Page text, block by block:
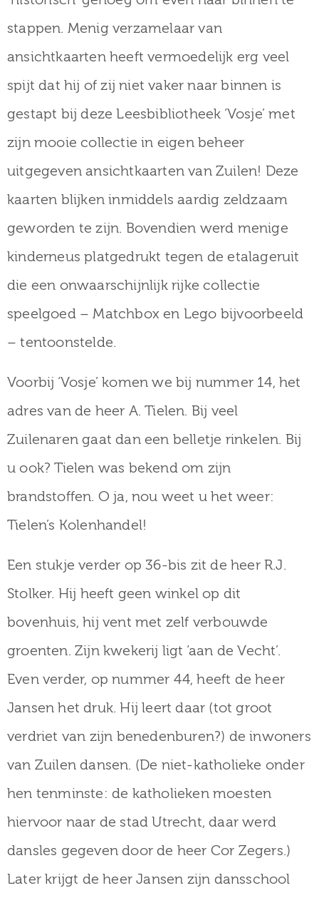
stappen. Menig verzamelaar van
ansichtkaarten heeft vermoedelijk erg veel
spijt dat hij of zij niet vaker naar binnen is
gestapt bij deze Leesbibliotheek ‘Vosje’ met
zijn mooie collectie in eigen beheer
uitgegeven ansichtkaarten van Zuilen! Deze
kaarten blijken inmiddels aardig zeldzaam
geworden te zijn. Bovendien werd menige
kinderneus platgedrukt tegen de etalageruit
die een onwaarschijnlijk rijke collectie
speelgoed – Matchbox en Lego bijvoorbeeld
– tentoonstelde.
Voorbij ‘Vosje’ komen we bij nummer 14, het
adres van de heer A. Tielen. Bij veel
Zuilenaren gaat dan een belletje rinkelen. Bij
u ook? Tielen was bekend om zijn
brandstoffen. O ja, nou weet u het weer:
Tielen’s Kolenhandel!
Een stukje verder op 36-bis zit de heer R.J.
Stolker. Hij heeft geen winkel op dit
bovenhuis, hij vent met zelf verbouwde
groenten. Zijn kwekerij ligt ‘aan de Vecht’.
Even verder, op nummer 44, heeft de heer
Jansen het druk. Hij leert daar (tot groot
verdriet van zijn benedenburen?) de inwoners
van Zuilen dansen. (De niet-katholieke onder
hen tenminste: de katholieken moesten
hiervoor naar de stad Utrecht, daar werd
dansles gegeven door de heer Cor Zegers.)
Later krijgt de heer Jansen zijn dansschool